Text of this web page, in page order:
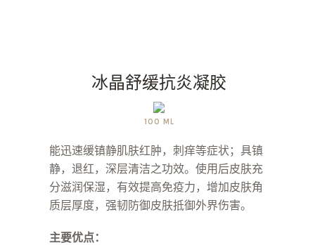
冰晶舒缓抗炎凝胶
100 ML
能迅速缓镇静肌肤红肿，刺痒等症状；具镇
静，退红，深层清洁之功效。使用后皮肤充
分滋润保湿，有效提高免疫力，增加皮肤角
质层厚度，强韧防御皮肤抵御外界伤害。
主要优点：